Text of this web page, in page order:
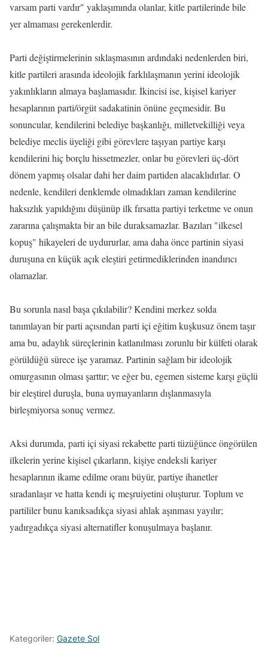
varsam parti vardır" yaklaşımında olanlar, kitle partilerinde bile
yer almaması gerekenlerdir.
Parti değiştirmelerinin sıklaşmasının ardındaki nedenlerden biri,
kitle partileri arasında ideolojik farklılaşmanın yerini ideolojik
yakınlıkların almaya başlamasıdır. İkincisi ise, kişisel kariyer
hesaplarının parti/örgüt sadakatinin önüne geçmesidir. Bu
sonuncular, kendilerini belediye başkanlığı, milletvekilliği veya
belediye meclis üyeliği gibi görevlere taşıyan partiye karşı
kendilerini hiç borçlu hissetmezler, onlar bu görevleri üç-dört
dönem yapmış olsalar dahi her daim partiden alacaklıdırlar. O
nedenle, kendileri denklemde olmadıkları zaman kendilerine
haksızlık yapıldığını düşünüp ilk fırsatta partiyi terketme ve onun
zararına çalışmakta bir an bile duraksamazlar. Bazıları "ilkesel
kopuş" hikayeleri de uydururlar, ama daha önce partinin siyasi
duruşuna en küçük açık eleştiri getirmediklerinden inandırıcı
olamazlar.
Bu sorunla nasıl başa çıkılabilir? Kendini merkez solda
tanımlayan bir parti açısından parti içi eğitim kuşkusuz önem taşır
ama bu, adaylık süreçlerinin katlanılması zorunlu bir külfeti olarak
görüldüğü sürece işe yaramaz. Partinin sağlam bir ideolojik
omurgasının olması şarttır; ve eğer bu, egemen sisteme karşı güçlü
bir eleştirel duruşla, buna uymayanların dışlanmasıyla
birleşmiyorsa sonuç vermez.
Aksi durumda, parti içi siyasi rekabette parti tüzüğünce öngörülen
ilkelerin yerine kişisel çıkarların, kişiye endeksli kariyer
hesaplarının ikame edilme oranı büyür, partiye ihanetler
sıradanlaşır ve hatta kendi iç meşruiyetini oluşturur. Toplum ve
partililer bunu kanıksadıkça siyasi ahlak aşınması yayılır;
yadırgadıkça siyasi alternatifler konuşulmaya başlanır.
Kategoriler: Gazete Sol